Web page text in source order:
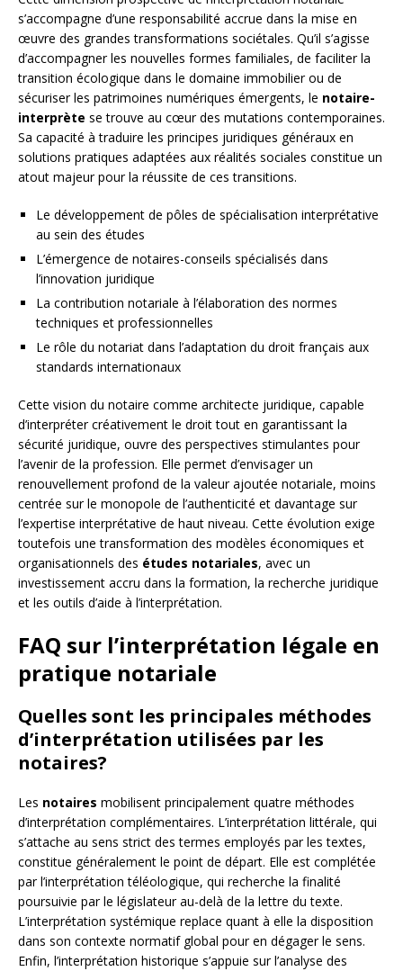
s’accompagne d’une responsabilité accrue dans la mise en
œuvre des grandes transformations sociétales. Qu’il s’agisse
d’accompagner les nouvelles formes familiales, de faciliter la
transition écologique dans le domaine immobilier ou de
sécuriser les patrimoines numériques émergents, le notaire-
interprète se trouve au cœur des mutations contemporaines.
Sa capacité à traduire les principes juridiques généraux en
solutions pratiques adaptées aux réalités sociales constitue un
atout majeur pour la réussite de ces transitions.
Le développement de pôles de spécialisation interprétative
au sein des études
L’émergence de notaires-conseils spécialisés dans
l’innovation juridique
La contribution notariale à l’élaboration des normes
techniques et professionnelles
Le rôle du notariat dans l’adaptation du droit français aux
standards internationaux
Cette vision du notaire comme architecte juridique, capable
d’interpréter créativement le droit tout en garantissant la
sécurité juridique, ouvre des perspectives stimulantes pour
l’avenir de la profession. Elle permet d’envisager un
renouvellement profond de la valeur ajoutée notariale, moins
centrée sur le monopole de l’authenticité et davantage sur
l’expertise interprétative de haut niveau. Cette évolution exige
toutefois une transformation des modèles économiques et
organisationnels des études notariales, avec un
investissement accru dans la formation, la recherche juridique
et les outils d’aide à l’interprétation.
FAQ sur l’interprétation légale en
pratique notariale
Quelles sont les principales méthodes
d’interprétation utilisées par les
notaires?
Les notaires mobilisent principalement quatre méthodes
d’interprétation complémentaires. L’interprétation littérale, qui
s’attache au sens strict des termes employés par les textes,
constitue généralement le point de départ. Elle est complétée
par l’interprétation téléologique, qui recherche la finalité
poursuivie par le législateur au-delà de la lettre du texte.
L’interprétation systémique replace quant à elle la disposition
dans son contexte normatif global pour en dégager le sens.
Enfin, l’interprétation historique s’appuie sur l’analyse des